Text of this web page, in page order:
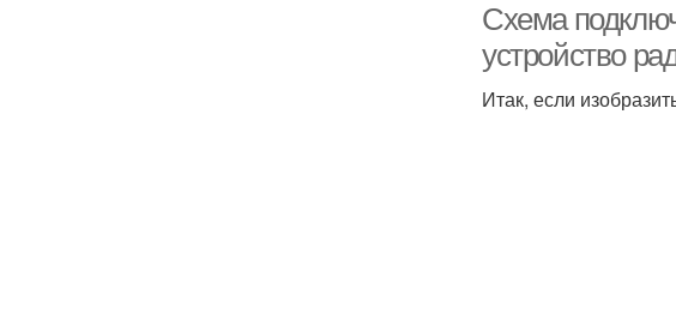
Схема
устройство
Итак, если